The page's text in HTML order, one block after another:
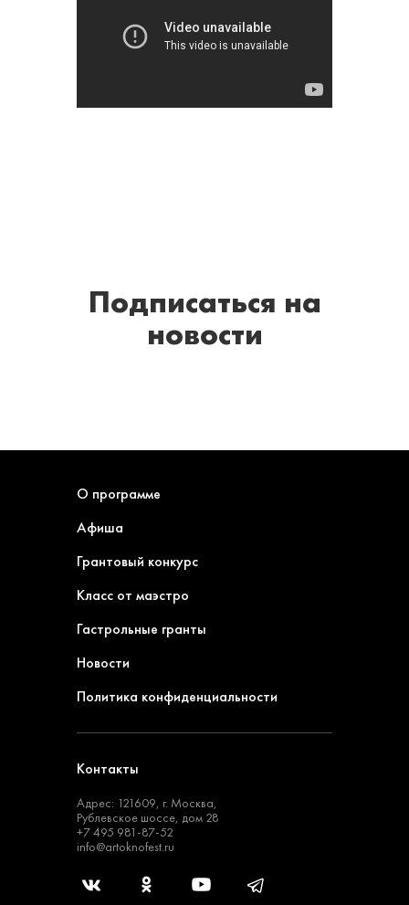
Подписаться на
новости
О программе
Афиша
Грантовый конкурс
Класс от маэстро
Гастрольные гранты
Новости
Политика конфиденциальности
Контакты
Адрес: 121609, г. Москва,
Рублевское шоссе, дом 28
+7 495 981-87-52
info@artoknofest.ru